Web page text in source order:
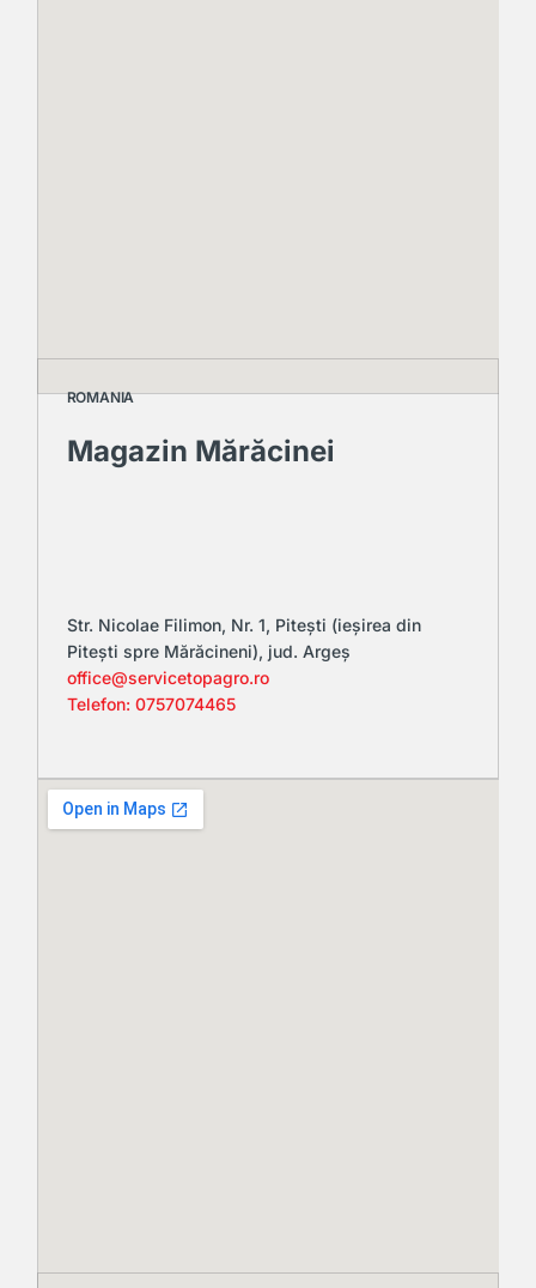
ROMANIA
Magazin Mărăcinei
Str. Nicolae Filimon, Nr. 1, Pitești (ieșirea din
Pitești spre Mărăcineni), jud. Argeș​
office@servicetopagro.ro
Telefon: 0757074465